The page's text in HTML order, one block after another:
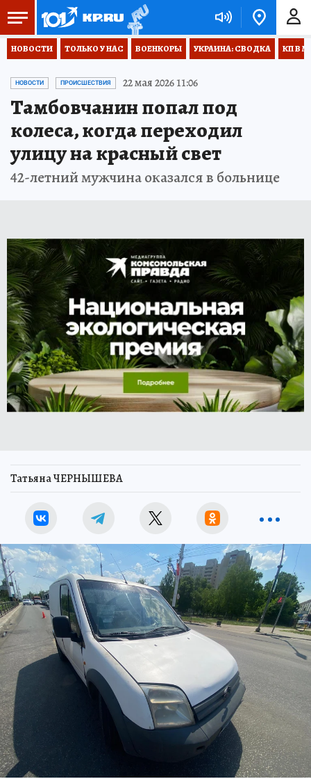
НОВОСТИ ТОЛЬКО У НАС ВОЕНКОРЫ УКРАИНА: СВОДКА КП В
НОВОСТИ ПРОИСШЕСТВИЯ 22 мая 2026 11:06
Тамбовчанин попал под
колеса, когда переходил
улицу на красный свет
42-летний мужчина оказался в больнице
Татьяна ЧЕРНЫШЕВА